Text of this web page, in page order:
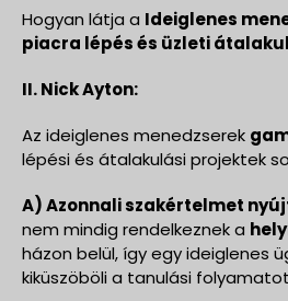
Hogyan látja a Ideiglenes
piacra lépés és üzleti
II. Nick Ayton:
Az ideiglenes menedzserek
lépési és átalakulási projektek
A) Azonnali szakértelmet
nem mindig rendelkeznek a
házon belül, így egy ideiglenes
kiküszöböli a tanulási